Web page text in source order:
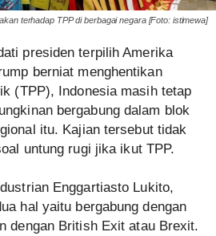
terhadap TPP di berbagai negara [Foto: istimewa]
presiden terpilih Amerika
berniat menghentikan
(TPP), Indonesia masih tetap
bergabung dalam blok
itu. Kajian tersebut tidak
untung rugi jika ikut TPP.
Enggartiasto Lukito,
hal yaitu bergabung dengan
dengan British Exit atau Brexit.